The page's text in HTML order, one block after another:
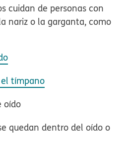
cuidan de personas con
nariz o la garganta, como
tímpano
oído
quedan dentro del oído o